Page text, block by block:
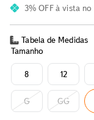
3% OFFà vista no
Tabela de Medidas
Tamanho
G GG
8 12